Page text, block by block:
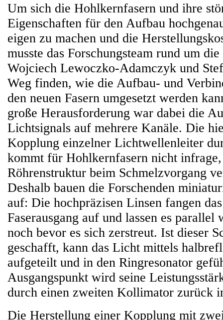
Um sich die Hohlkernfasern und ihre
Eigenschaften für den Aufbau
eigen zu machen und die
musste das Forschungsteam rund um
Wojciech Lewoczko-Adamczyk und
Weg finden, wie die Aufbau- und
den neuen Fasern umgesetzt werden
große Herausforderung war dabei die
Lichtsignals auf mehrere Kanäle. Die
Kopplung einzelner Lichtwellenleiter
kommt für Hohlkernfasern nicht
Röhrenstruktur beim Schmelzvorgang
Deshalb bauen die Forschenden
auf: Die hochpräzisen Linsen fangen
Faserausgang auf und lassen es parallel
noch bevor es sich zerstreut. Ist dieser
geschafft, kann das Licht mittels
aufgeteilt und in den Ringresonator
Ausgangspunkt wird seine
durch einen zweiten Kollimator zurück
Die Herstellung einer Kopplung mit